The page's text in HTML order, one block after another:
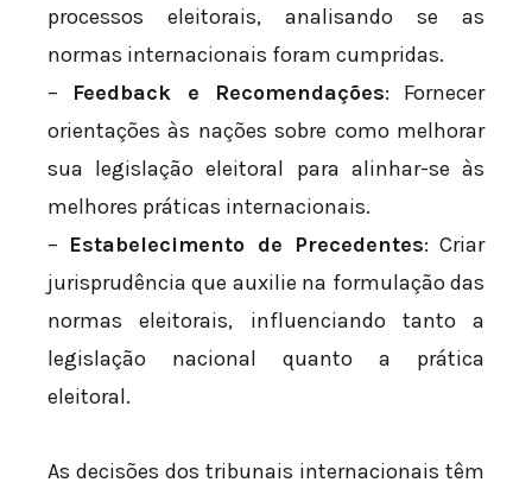
processos eleitorais, analisando se as
normas internacionais foram cumpridas.
– Feedback e Recomendações: Fornecer
orientações às nações sobre como melhorar
sua legislação eleitoral para alinhar-se às
melhores práticas internacionais.
– Estabelecimento de Precedentes: Criar
jurisprudência que auxilie na formulação das
normas eleitorais, influenciando tanto a
legislação nacional quanto a prática
eleitoral.
As decisões dos tribunais internacionais têm